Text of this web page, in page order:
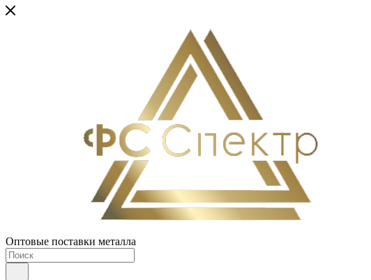
Оптовые поставки металла